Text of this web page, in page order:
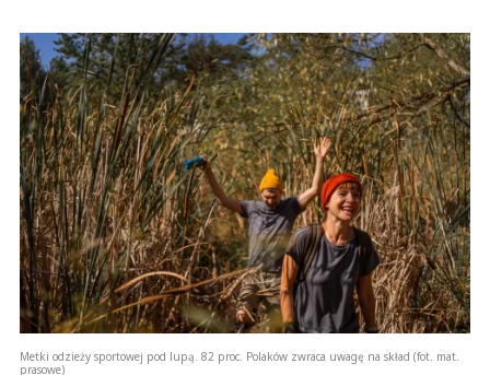
Metki odzieży sportowej pod lupą. 82 proc. Polaków zwraca uwagę na skład (fot. mat.
prasowe)